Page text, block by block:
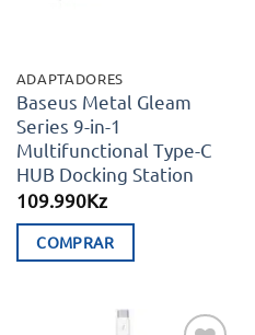
ADAPTADORES
Baseus Metal Gleam
Series 9-in-1
Multifunctional Type-C
HUB Docking Station
109.990Kz
COMPRAR